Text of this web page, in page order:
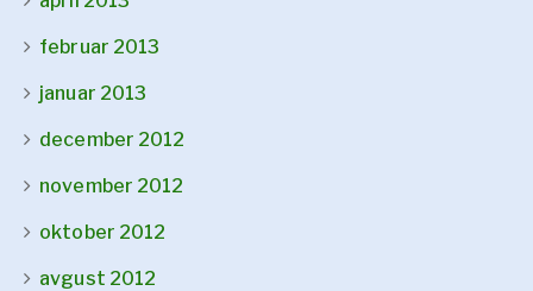
februar 2013
januar 2013
december 2012
november 2012
oktober 2012
avgust 2012